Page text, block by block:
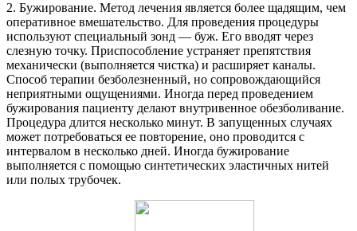
2. Бужирование. Метод лечения является более щадящим, чем
оперативное вмешательство. Для проведения процедуры
используют специальный зонд — буж. Его вводят через
слезную точку. Приспособление устраняет препятствия
механически (выполняется чистка) и расширяет каналы.
Способ терапии безболезненный, но сопровождающийся
неприятными ощущениями. Иногда перед проведением
бужирования пациенту делают внутривенное обезболивание.
Процедура длится несколько минут. В запущенных случаях
может потребоваться ее повторение, оно проводится с
интервалом в несколько дней. Иногда бужирование
выполняется с помощью синтетических эластичных нитей
или полых трубочек.